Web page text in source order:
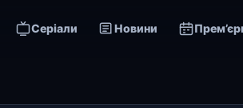
Серіали Новини